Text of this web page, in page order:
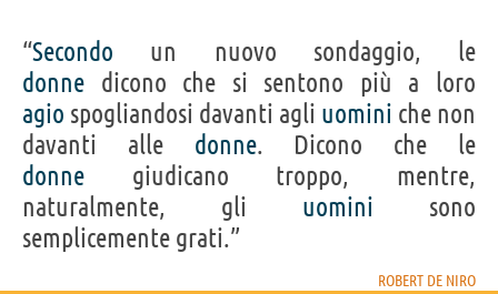
“Secondo un nuovo sondaggio, le
donne dicono che si sentono più a loro
agio spogliandosi davanti agli uomini che non
davanti alle donne. Dicono che le
donne giudicano troppo, mentre,
naturalmente, gli uomini sono
semplicemente grati.”
ROBERT DE NIRO